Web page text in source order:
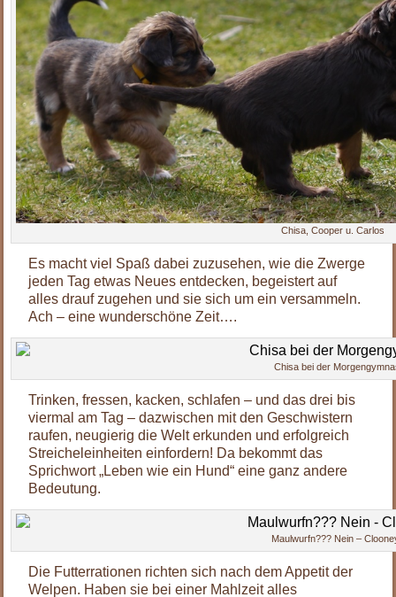
Chisa, Cooper u. Carlos
Es macht viel Spaß dabei zuzusehen, wie die Zwerge
jeden Tag etwas Neues entdecken, begeistert auf
alles drauf zugehen und sie sich um ein versammeln.
Ach – eine wunderschöne Zeit….
Chisa bei der
Trinken, fressen, kacken, schlafen – und das drei bis
viermal am Tag – dazwischen mit den Geschwistern
raufen, neugierig die Welt erkunden und erfolgreich
Streicheleinheiten einfordern! Da bekommt das
Sprichwort „Leben wie ein Hund“ eine ganz andere
Bedeutung.
Maulwurfn??? Nein –
Die Futterrationen richten sich nach dem Appetit der
Welpen. Haben sie bei einer Mahlzeit alles